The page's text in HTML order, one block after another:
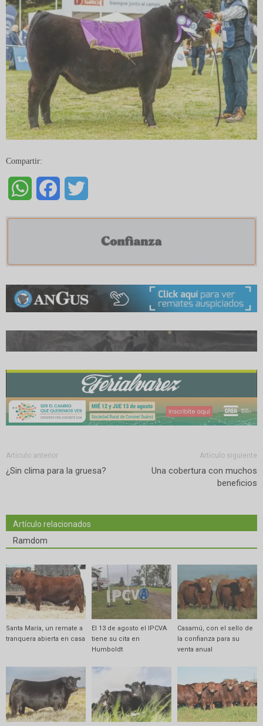
Compartir:
WhatsAppFacebook
Artículo anterior
¿Sin clima para la gruesa?
Artículo siguiente
Una cobertura con muchos
beneficios
Artículo relacionados
Ramdom
Santa María, un remate a
tranquera abierta en casa
El 13 de agosto el IPCVA
tiene su cita en
Humboldt
Casamú, con el sello de
la confianza para su
venta anual